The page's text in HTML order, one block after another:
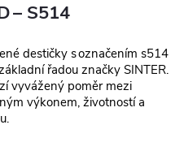
– S514
destičky s označením s514
řadou značky SINTER.
vyvážený poměr mezi
výkonem, životností a